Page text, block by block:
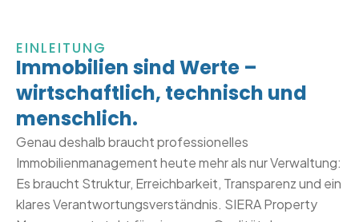
EINLEITUNG
Immobilien sind Werte –
wirtschaftlich, technisch und
menschlich.
Genau deshalb braucht professionelles
Immobilienmanagement heute mehr als nur Verwaltung:
Es braucht Struktur, Erreichbarkeit, Transparenz und ein
klares Verantwortungsverständnis. SIERA Property